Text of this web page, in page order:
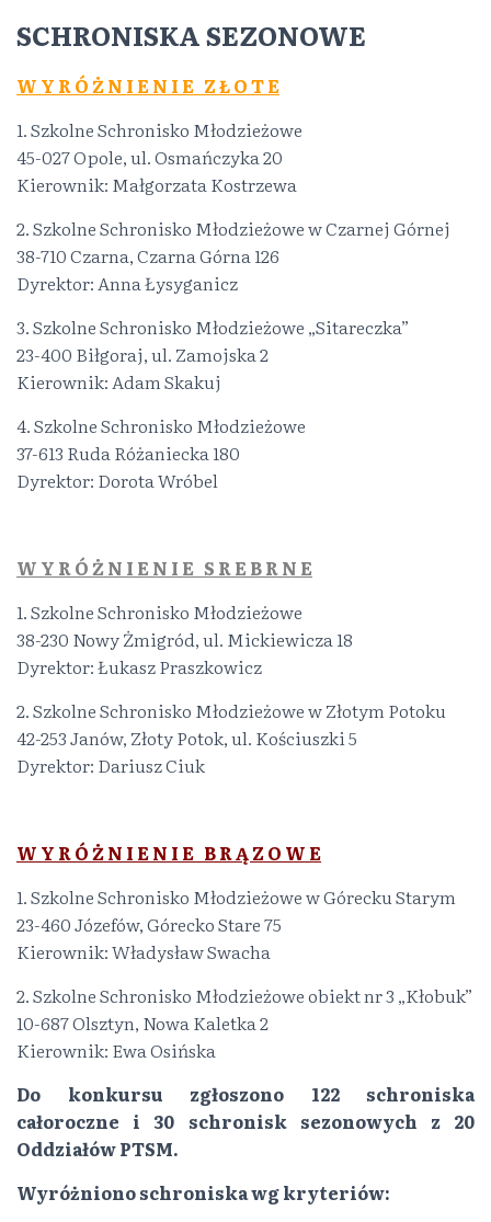
SCHRONISKA SEZONOWE
W Y R Ó Ż N I E N I E Z Ł O T E
1. Szkolne Schronisko Młodzieżowe
45-027 Opole, ul. Osmańczyka 20
Kierownik: Małgorzata Kostrzewa
2. Szkolne Schronisko Młodzieżowe w Czarnej Górnej
38-710 Czarna, Czarna Górna 126
Dyrektor: Anna Łysyganicz
3. Szkolne Schronisko Młodzieżowe „Sitareczka”
23-400 Biłgoraj, ul. Zamojska 2
Kierownik: Adam Skakuj
4. Szkolne Schronisko Młodzieżowe
37-613 Ruda Różaniecka 180
Dyrektor: Dorota Wróbel
W Y R Ó Ż N I E N I E S R E B R N E
1. Szkolne Schronisko Młodzieżowe
38-230 Nowy Żmigród, ul. Mickiewicza 18
Dyrektor: Łukasz Praszkowicz
2. Szkolne Schronisko Młodzieżowe w Złotym Potoku
42-253 Janów, Złoty Potok, ul. Kościuszki 5
Dyrektor: Dariusz Ciuk
W Y R Ó Ż N I E N I E B R Ą Z O W E
1. Szkolne Schronisko Młodzieżowe w Górecku Starym
23-460 Józefów, Górecko Stare 75
Kierownik: Władysław Swacha
2. Szkolne Schronisko Młodzieżowe obiekt nr 3 „Kłobuk”
10-687 Olsztyn, Nowa Kaletka 2
Kierownik: Ewa Osińska
Do konkursu zgłoszono 122 schroniska
całoroczne i 30 schronisk sezonowych z 20
Oddziałów PTSM.
Wyróżniono schroniska wg kryteriów: